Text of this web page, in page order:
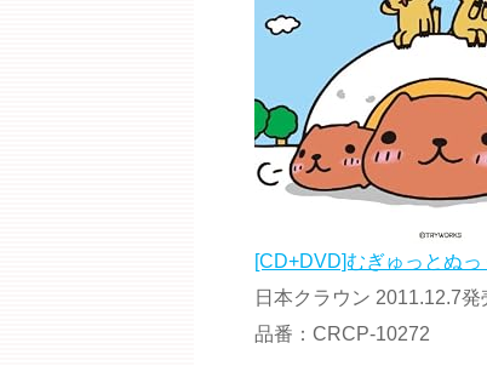
[CD+DVD]むぎゅっとぬ
日本クラウン 2011.12.7発
品番：CRCP-10272